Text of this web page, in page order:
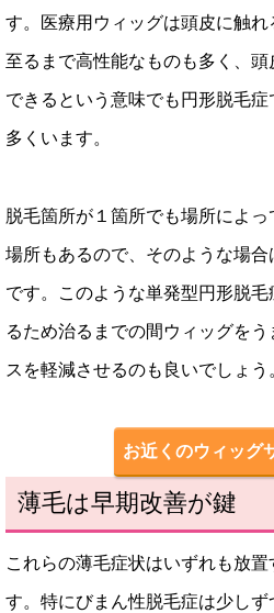
す。医療用ウィッグは頭皮に触
至るまで高性能なものも多く、
できるという意味でも円形脱毛
多くいます。
脱毛箇所が１箇所でも場所によ
場所もあるので、そのような場
です。このような単発型円形脱
るため治るまでの間ウィッグを
スを軽減させるのも良いでしょう
お近くのウィッグ
薄毛は早期改善が鍵
これらの薄毛症状はいずれも放
す。特にびまん性脱毛症は少し